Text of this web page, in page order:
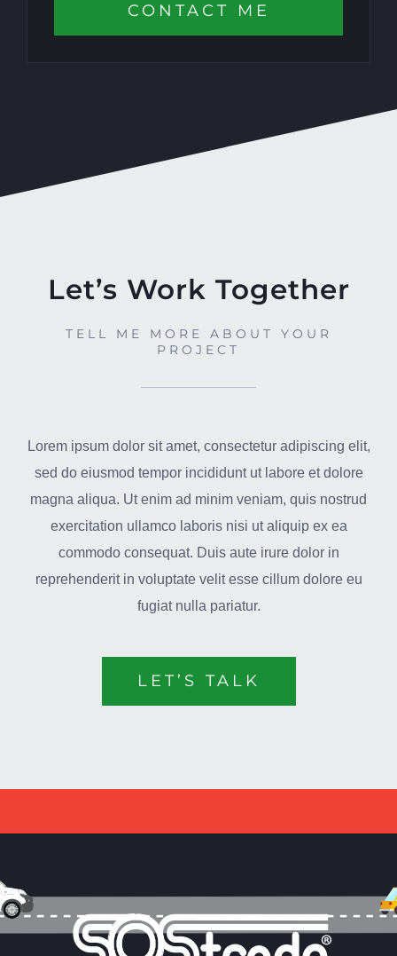
CONTACT ME
Let’s Work Together
TELL ME MORE ABOUT YOUR
PROJECT
Lorem ipsum dolor sit amet, consectetur adipiscing elit,
sed do eiusmod tempor incididunt ut labore et dolore
magna aliqua. Ut enim ad minim veniam, quis nostrud
exercitation ullamco laboris nisi ut aliquip ex ea
commodo consequat. Duis aute irure dolor in
reprehenderit in voluptate velit esse cillum dolore eu
fugiat nulla pariatur.
LET’S TALK